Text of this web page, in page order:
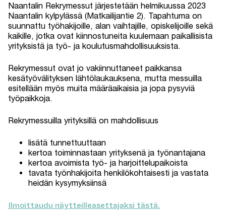
Naantalin Rekrymessut järjestetään helmikuussa 2023
Naantalin kylpylässä (Matkailijantie 2). Tapahtuma on
suunnattu työhakijoille, alan vaihtajille, opiskelijoille sekä
kaikille, jotka ovat kiinnostuneita kuulemaan paikallisista
yrityksistä ja työ- ja koulutusmahdollisuuksista.
Rekrymessut ovat jo vakiinnuttaneet paikkansa
kesätyövälityksen lähtölaukauksena, mutta messuilla
esitellään myös muita määräaikaisia ja jopa pysyviä
työpaikkoja.
Rekrymessuilla yrityksillä on mahdollisuus
lisätä tunnettuuttaan
kertoa toiminnastaan yrityksenä ja työnantajana
kertoa avoimista työ- ja harjoittelupaikoista
tavata työnhakijoita henkilökohtaisesti ja vastata
heidän kysymyksiinsä
Ilmoittaudu näytteilleasettajaksi tästä.